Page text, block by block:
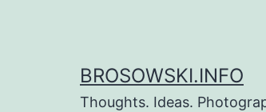
BROSOWSKI.INFO
Thoughts. Ideas.